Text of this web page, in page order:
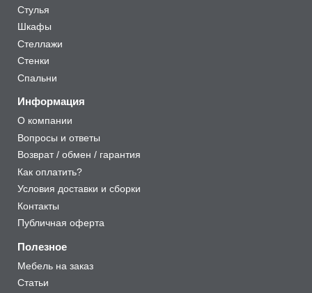
Стулья
Шкафы
Стеллажи
Стенки
Спальни
Информация
О компании
Вопросы и ответы
Возврат / обмен / гарантия
Как оплатить?
Условия доставки и сборки
Контакты
Публичная оферта
Полезное
Мебель на заказ
Статьи